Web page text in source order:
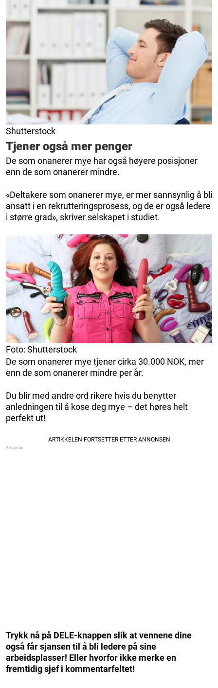
Shutterstock
Tjener også mer penger
De som onanerer mye har også høyere posisjoner
enn de som onanerer mindre.
«Deltakere som onanerer mye, er mer sannsynlig å bli
ansatt i en rekrutteringsprosess, og de er også ledere
i større grad», skriver selskapet i studiet.
Foto: Shutterstock
De som onanerer mye tjener cirka 30.000 NOK, mer
enn de som onanerer mindre per år.
Du blir med andre ord rikere hvis du benytter
anledningen til å kose deg mye – det høres helt
perfekt ut!
Trykk nå på DELE-knappen slik at vennene dine
også får sjansen til å bli ledere på sine
arbeidsplasser! Eller hvorfor ikke merke en
fremtidig sjef i kommentarfeltet!